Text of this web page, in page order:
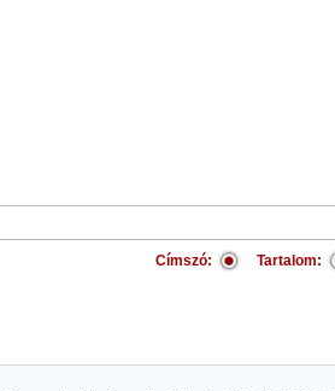
Címszó: Tartalom: